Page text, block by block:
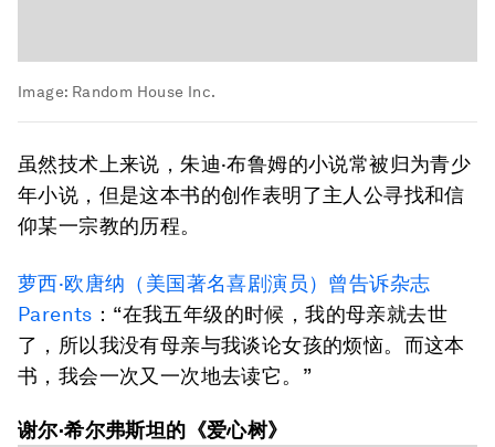
Image: Random House Inc.
虽然技术上来说，朱迪·布鲁姆的小说常被归为青少
年小说，但是这本书的创作表明了主人公寻找和信
仰某一宗教的历程。
萝西·欧唐纳（美国著名喜剧演员）曾告诉杂志
Parents ：“在我五年级的时候，我的母亲就去世
了，所以我没有母亲与我谈论女孩的烦恼。而这本
书，我会一次又一次地去读它。”
谢尔·希尔弗斯坦的《爱心树》